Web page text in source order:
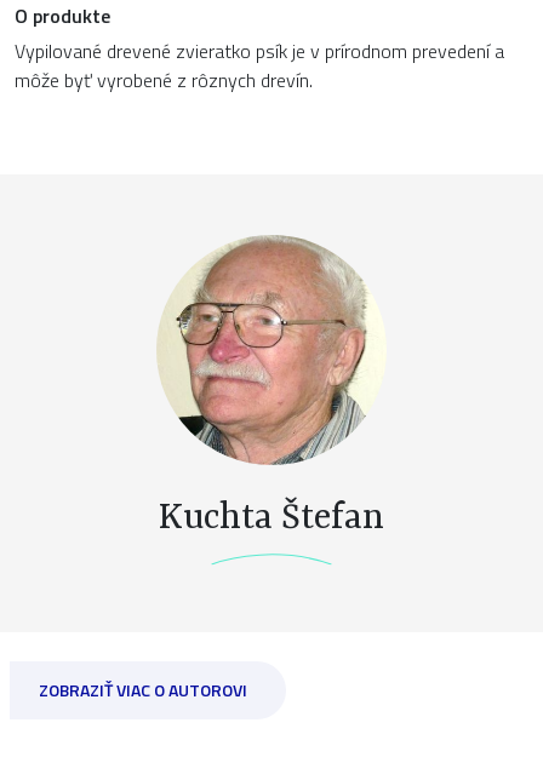
O produkte
Vypilované drevené zvieratko psík je v prírodnom prevedení a
môže byť vyrobené z rôznych drevín.
Kuchta Štefan
ZOBRAZIŤ VIAC O AUTOROVI